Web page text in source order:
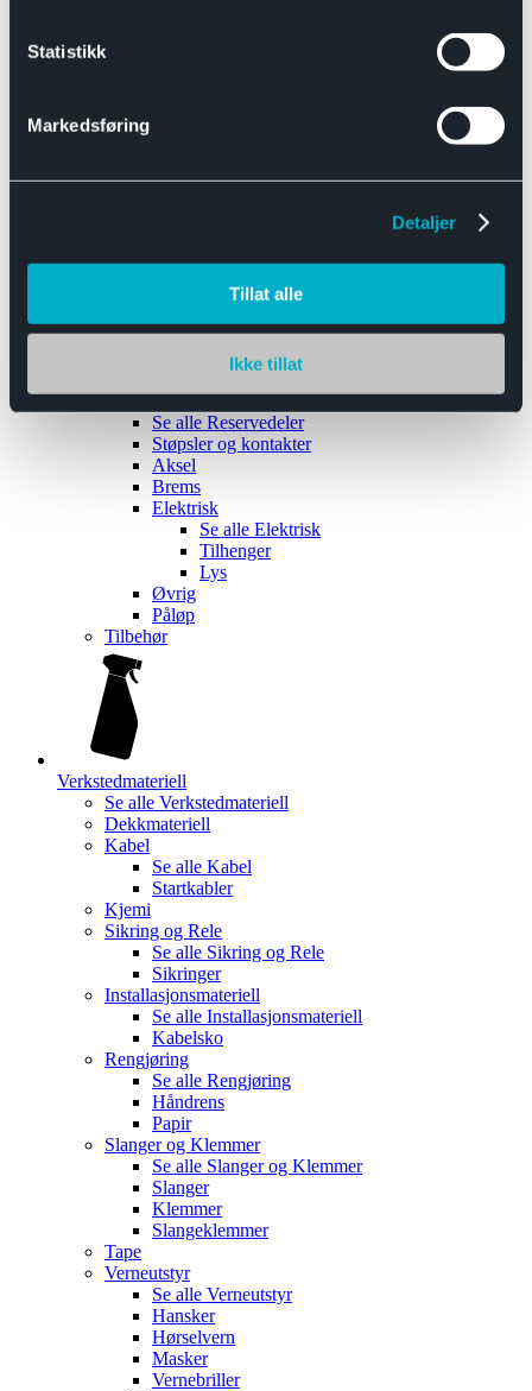
Statistikk
Markedsføring
Detaljer
Tillat alle
Ikke tillat
Båthengere
Reservedeler
Se alle Reservedeler
Støpsler og kontakter
Aksel
Brems
Elektrisk
Se alle Elektrisk
Tilhenger
Lys
Øvrig
Påløp
Tilbehør
Verkstedmateriell
Se alle Verkstedmateriell
Dekkmateriell
Kabel
Se alle Kabel
Startkabler
Kjemi
Sikring og Rele
Se alle Sikring og Rele
Sikringer
Installasjonsmateriell
Se alle Installasjonsmateriell
Kabelsko
Rengjøring
Se alle Rengjøring
Håndrens
Papir
Slanger og Klemmer
Se alle Slanger og Klemmer
Slanger
Klemmer
Slangeklemmer
Tape
Verneutstyr
Se alle Verneutstyr
Hansker
Hørselvern
Masker
Vernebriller